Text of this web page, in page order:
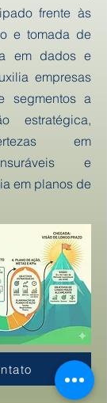
frente às
e tomada de
em dados e
empresas
segmentos a
estratégica,
em
e
em planos de